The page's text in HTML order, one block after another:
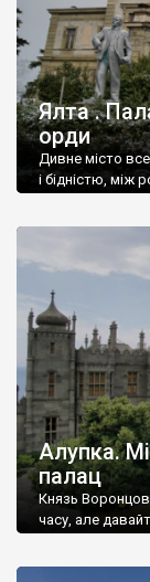
Ялта .
орди
Дивне місто
і бідністю, між
Алупка.
палац
Князь
часу, але